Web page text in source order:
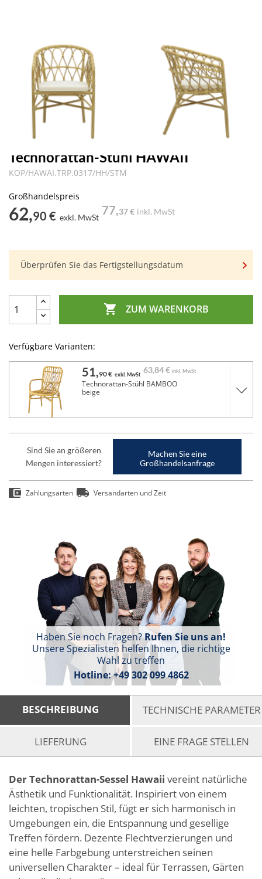
Technorattan-Stühl HAWAII
KOP/HAWAI.TRP.0317/HH/STM
Großhandelspreis
62,90 € exkl. MwSt
77,37 € inkl. MwSt
Überprüfen Sie das Fertigstellungsdatum
 ZUM WARENKORB
Verfügbare Varianten:
51,90 € exkl. MwSt 63,84 € inkl. MwSt
Technorattan-Stühl BAMBOO
beige
Sind Sie an größeren
Mengen interessiert?
Machen Sie eine
Großhandelsanfrage
Zahlungsarten Versandarten und Zeit
Haben Sie noch Fragen?Rufen Sie uns an!
Unsere Spezialisten helfen Ihnen, die richtige
Wahl zu treffen
Hotline:+49 302 099 4862
BESCHREIBUNG TECHNISCHE PARAMETER
LIEFERUNG EINE FRAGE STELLEN
Der Technorattan-Sessel Hawaii vereint natürliche
Ästhetik und Funktionalität. Inspiriert von einem
leichten, tropischen Stil, fügt er sich harmonisch in
Umgebungen ein, die Entspannung und gesellige
Treffen fördern. Dezente Flechtverzierungen und
eine helle Farbgebung unterstreichen seinen
universellen Charakter – ideal für Terrassen, Gärten